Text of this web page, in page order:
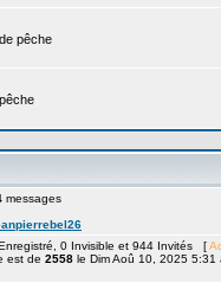
pêche
messages
0 Invisible et 944 Invités [
est de 2558 le Dim Aoû 10, 2025 5:31